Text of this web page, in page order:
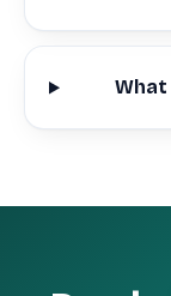
What